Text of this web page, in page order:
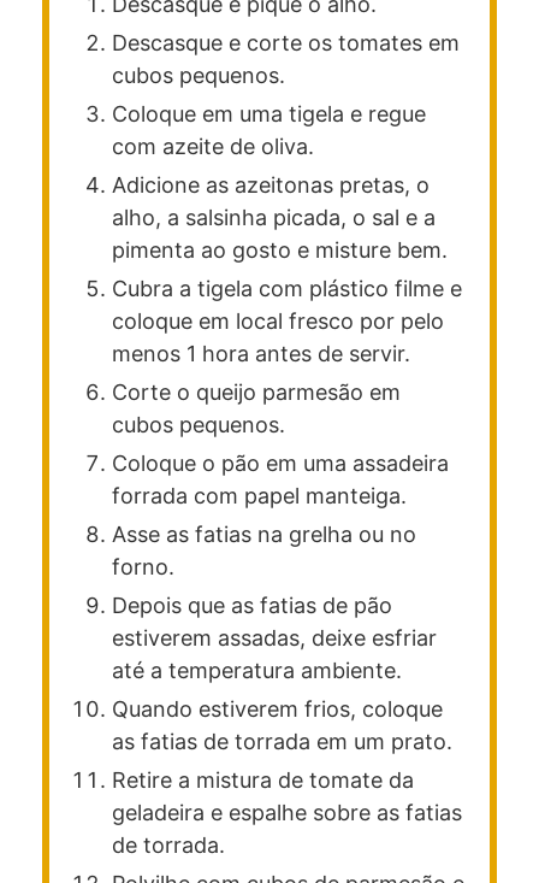
Descasque e corte os tomates em
cubos pequenos.
Coloque em uma tigela e regue
com azeite de oliva.
Adicione as azeitonas pretas, o
alho, a salsinha picada, o sal e a
pimenta ao gosto e misture bem.
Cubra a tigela com plástico filme e
coloque em local fresco por pelo
menos 1 hora antes de servir.
Corte o queijo parmesão em
cubos pequenos.
Coloque o pão em uma assadeira
forrada com papel manteiga.
Asse as fatias na grelha ou no
forno.
Depois que as fatias de pão
estiverem assadas, deixe esfriar
até a temperatura ambiente.
Quando estiverem frios, coloque
as fatias de torrada em um prato.
Retire a mistura de tomate da
geladeira e espalhe sobre as fatias
de torrada.